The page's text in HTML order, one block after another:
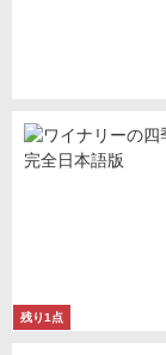
され
から
智謀
が市中
れるた
が、
向き
して
かし
は人
残り1点